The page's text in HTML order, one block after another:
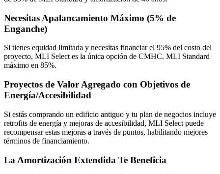
Necesitas Apalancamiento Máximo (5% de
Enganche)
Si tienes equidad limitada y necesitas financiar el 95% del costo del
proyecto, MLI Select es la única opción de CMHC. MLI Standard
máximo en 85%.
Proyectos de Valor Agregado con Objetivos de
Energía/Accesibilidad
Si estás comprando un edificio antiguo y tu plan de negocios incluye
retrofits de energía y mejoras de accesibilidad, MLI Select puede
recompensar estas mejoras a través de puntos, habilitando mejores
términos de financiamiento.
La Amortización Extendida Te Beneficia